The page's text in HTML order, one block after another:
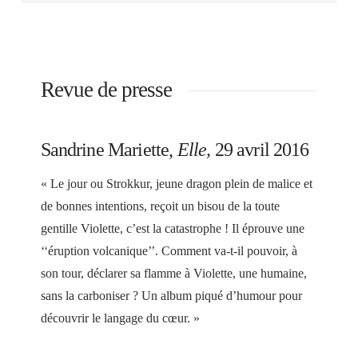
Revue de presse
Sandrine Mariette, Elle, 29 avril 2016
« Le jour ou Strokkur, jeune dragon plein de malice et
de bonnes intentions, reçoit un bisou de la toute
gentille Violette, c’est la catastrophe ! Il éprouve une
‘‘éruption volcanique’’. Comment va-t-il pouvoir, à
son tour, déclarer sa flamme à Violette, une humaine,
sans la carboniser ? Un album piqué d’humour pour
découvrir le langage du cœur. »